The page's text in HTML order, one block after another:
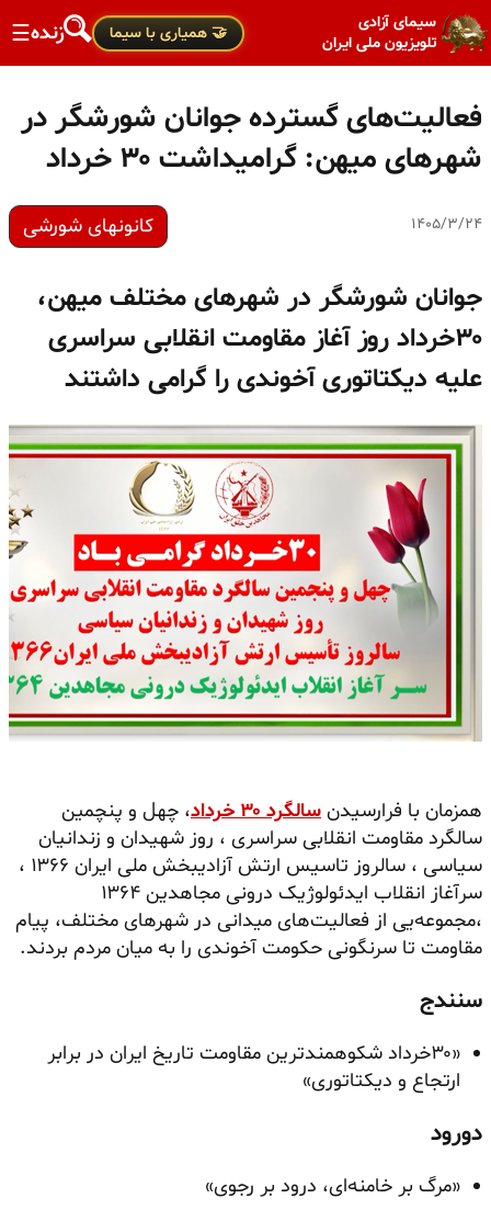
سیمای آزادی
تلویزیون ملی ایران
🤝 همیاری با سیما زنده☰
فعالیت‌های گسترده جوانان شورشگر در
شهرهای میهن: گرامیداشت ۳۰ خرداد
۱۴۰۵/۳/۲۴ کانونهای شورشی
جوانان شورشگر در شهرهای مختلف میهن،
۳۰خرداد روز آغاز مقاومت انقلابی سراسری
علیه دیکتاتوری آخوندی را گرامی داشتند
همزمان با فرارسیدن سالگرد ۳۰ خرداد
، چهل و پنچمین
سالگرد مقاومت انقلابی سراسری ، روز شهیدان و زندانیان
سیاسی ، سالروز تاسیس ارتش آزادیبخش ملی ایران ۱۳۶۶ ،
سرآغاز انقلاب ایدئولوژیک درونی مجاهدین ۱۳۶۴
،مجموعه‌یی از فعالیت‌های میدانی در شهرهای مختلف، پیام
مقاومت تا سرنگونی حکومت آخوندی را به میان مردم بردند.
سنندج
«۳۰خرداد شکوهمندترین مقاومت تاریخ ایران در برابر
ارتجاع و دیکتاتوری»
دورود
«مرگ بر خامنه‌ای، درود بر رجوی»